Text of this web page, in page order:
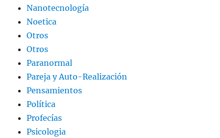
Nanotecnología
Noetica
Otros
Otros
Paranormal
Pareja y Auto-Realización
Pensamientos
Política
Profecías
Psicologia